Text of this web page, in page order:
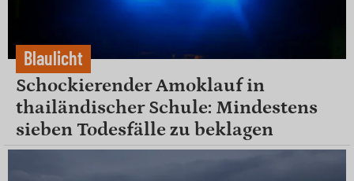
Blaulicht
Schockierender Amoklauf in
thailändischer Schule: Mindestens
sieben Todesfälle zu beklagen